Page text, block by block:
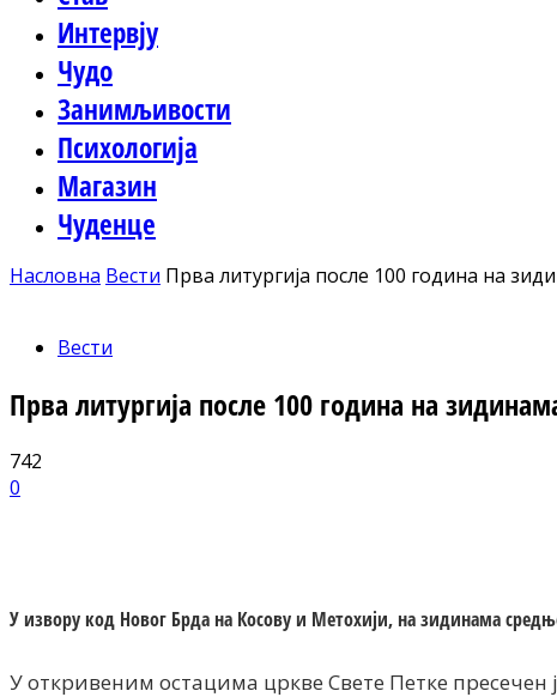
Интервју
Чудо
Занимљивости
Психологија
Магазин
Чуденце
Насловна Вести Прва литургија после 100 година на
Вести
Прва литургија после 100 година на
742
0
У извору код Новог Брда на Косову и Метохији, на зидинама
У откривеним остацима цркве Свете Петке